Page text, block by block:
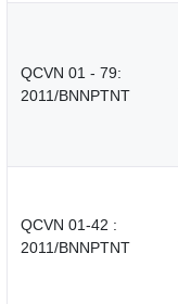
QCVN 01 - 79:
2011/BNNPTNT
QCVN 01-42 :
2011/BNNPTNT